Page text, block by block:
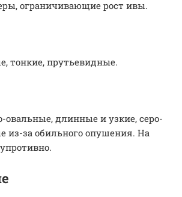
ограничивающие рост ивы.
тонкие, прутьевидные.
овальные, длинные и узкие, серо-
из-за обильного опушения. На